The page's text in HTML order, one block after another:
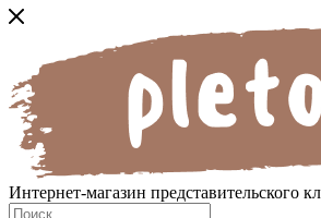
Интернет-магазин представительского